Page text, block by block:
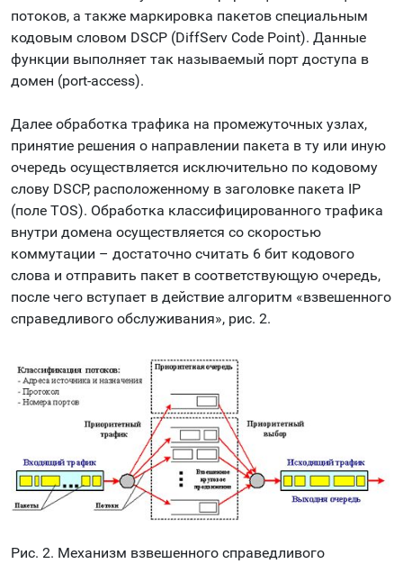
потоков, а также маркировка пакетов специальным
кодовым словом DSCP (DiffServ Code Point). Данные
функции выполняет так называемый порт доступа в
домен (port-access).
Далее обработка трафика на промежуточных узлах,
принятие решения о направлении пакета в ту или иную
очередь осуществляется исключительно по кодовому
слову DSCP, расположенному в заголовке пакета IP
(поле TOS). Обработка классифицированного трафика
внутри домена осуществляется со скоростью
коммутации – достаточно считать 6 бит кодового
слова и отправить пакет в соответствующую очередь,
после чего вступает в действие алгоритм «взвешенного
справедливого обслуживания», рис. 2.
Рис. 2. Механизм взвешенного справедливого